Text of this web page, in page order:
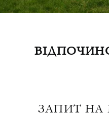
ЗАПИТ НА